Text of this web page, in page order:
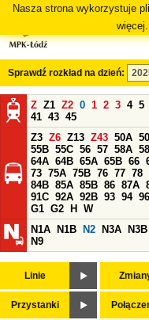
Nasza strona wykorzystuje
więcej.
Sprawdź rozkład na dzień:
Z Z1 Z2 0 1 2 3 4 5
41 43 45
Z3 Z6 Z13 Z43 50A
55B 55C 56 57 58A
64A 64B 65A 65B 66
73 75A 75B 76 77 78
84B 85A 85B 86 87A
91C 92A 92B 93 94 96
G1 G2 H
W
N1A
N1B N2 N3A N3B
N9
Linie
Przystanki